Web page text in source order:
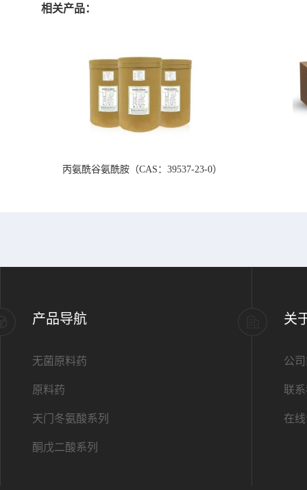
相关产品：
丙氨酰谷氨酰胺（CAS：39537-23-0）
产品导航
无菌原料药
原料药
天门冬氨酸系列
酮戊二酸系列
关
公
联
在